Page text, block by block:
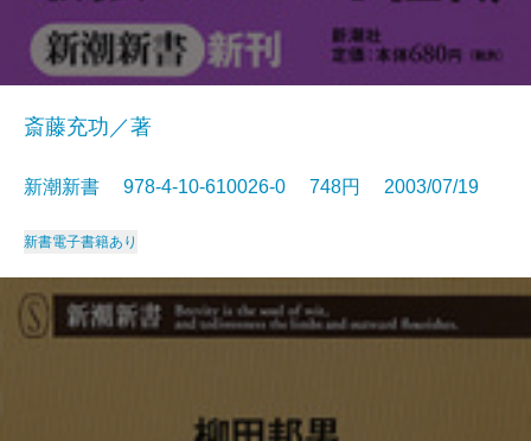
斎藤充功／著
新潮新書 978-4-10-610026-0 748円 2003/07/19
新書電子書籍あり